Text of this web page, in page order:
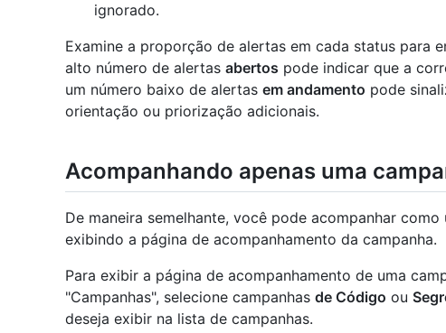
ignorado.
Examine a proporção de alertas em cada status para
alto número de alertas abertos pode indicar que a
um número baixo de alertas em andamento pode
orientação ou priorização adicionais.
Acompanhando apenas uma
De maneira semelhante, você pode acompanhar
exibindo a página de acompanhamento da campanha.
Para exibir a página de acompanhamento de uma
"Campanhas", selecione campanhas de Código ou
deseja exibir na lista de campanhas.